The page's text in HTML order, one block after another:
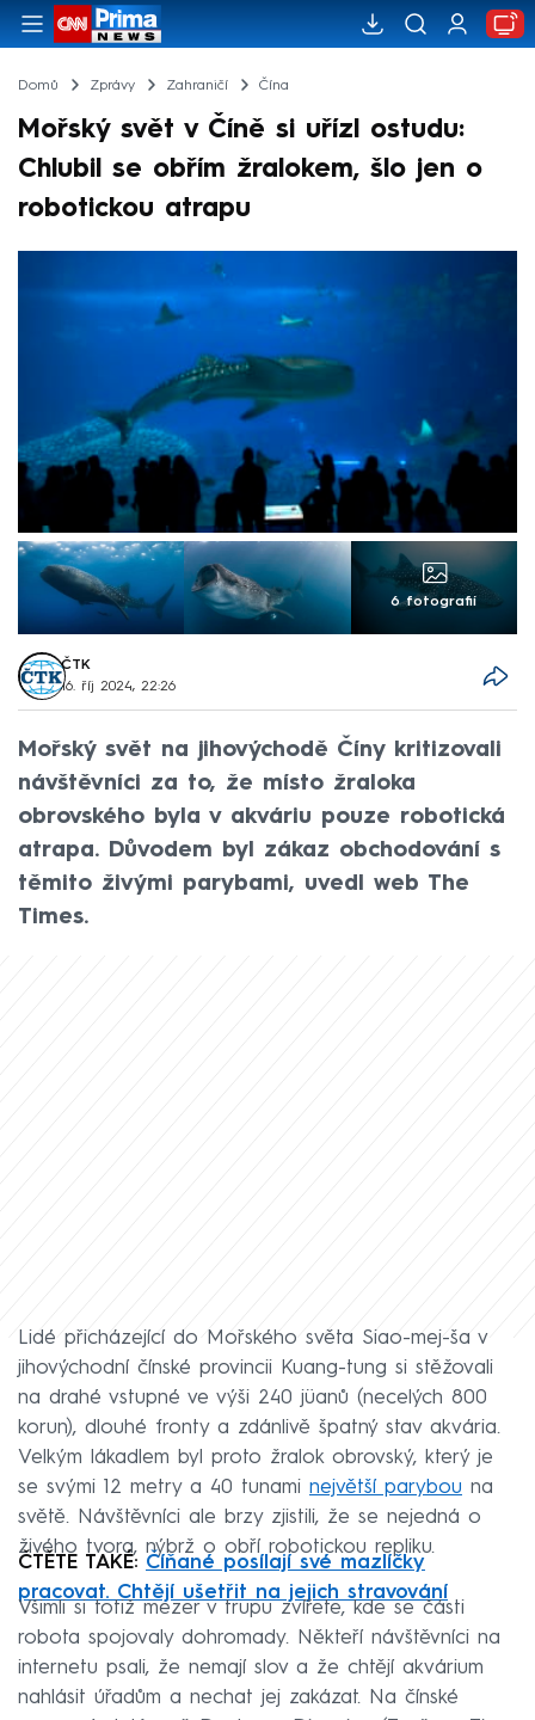
Domů Zprávy Zahraničí Čína
Mořský svět v Číně si uřízl ostudu:
Chlubil se obřím žralokem, šlo jen o
robotickou atrapu
6 fotografií
ČTK
16. říj 2024, 22:26
Mořský svět na jihovýchodě Číny kritizovali
návštěvníci za to, že místo žraloka
obrovského byla v akváriu pouze robotická
atrapa. Důvodem byl zákaz obchodování s
těmito živými parybami, uvedl web The
Times.
Lidé přicházející do Mořského světa Siao-mej-ša v
jihovýchodní čínské provincii Kuang-tung si stěžovali
na drahé vstupné ve výši 240 jüanů (necelých 800
korun), dlouhé fronty a zdánlivě špatný stav akvária.
Velkým lákadlem byl proto žralok obrovský, který je
se svými 12 metry a 40 tunami největší parybou na
světě. Návštěvníci ale brzy zjistili, že se nejedná o
živého tvora, nýbrž o obří robotickou repliku.
ČTĚTE TAKÉ: Číňané posílají své mazlíčky
pracovat. Chtějí ušetřit na jejich stravování
Všimli si totiž mezer v trupu zvířete, kde se části
robota spojovaly dohromady. Někteří návštěvníci na
internetu psali, že nemají slov a že chtějí akvárium
nahlásit úřadům a nechat jej zakázat. Na čínské